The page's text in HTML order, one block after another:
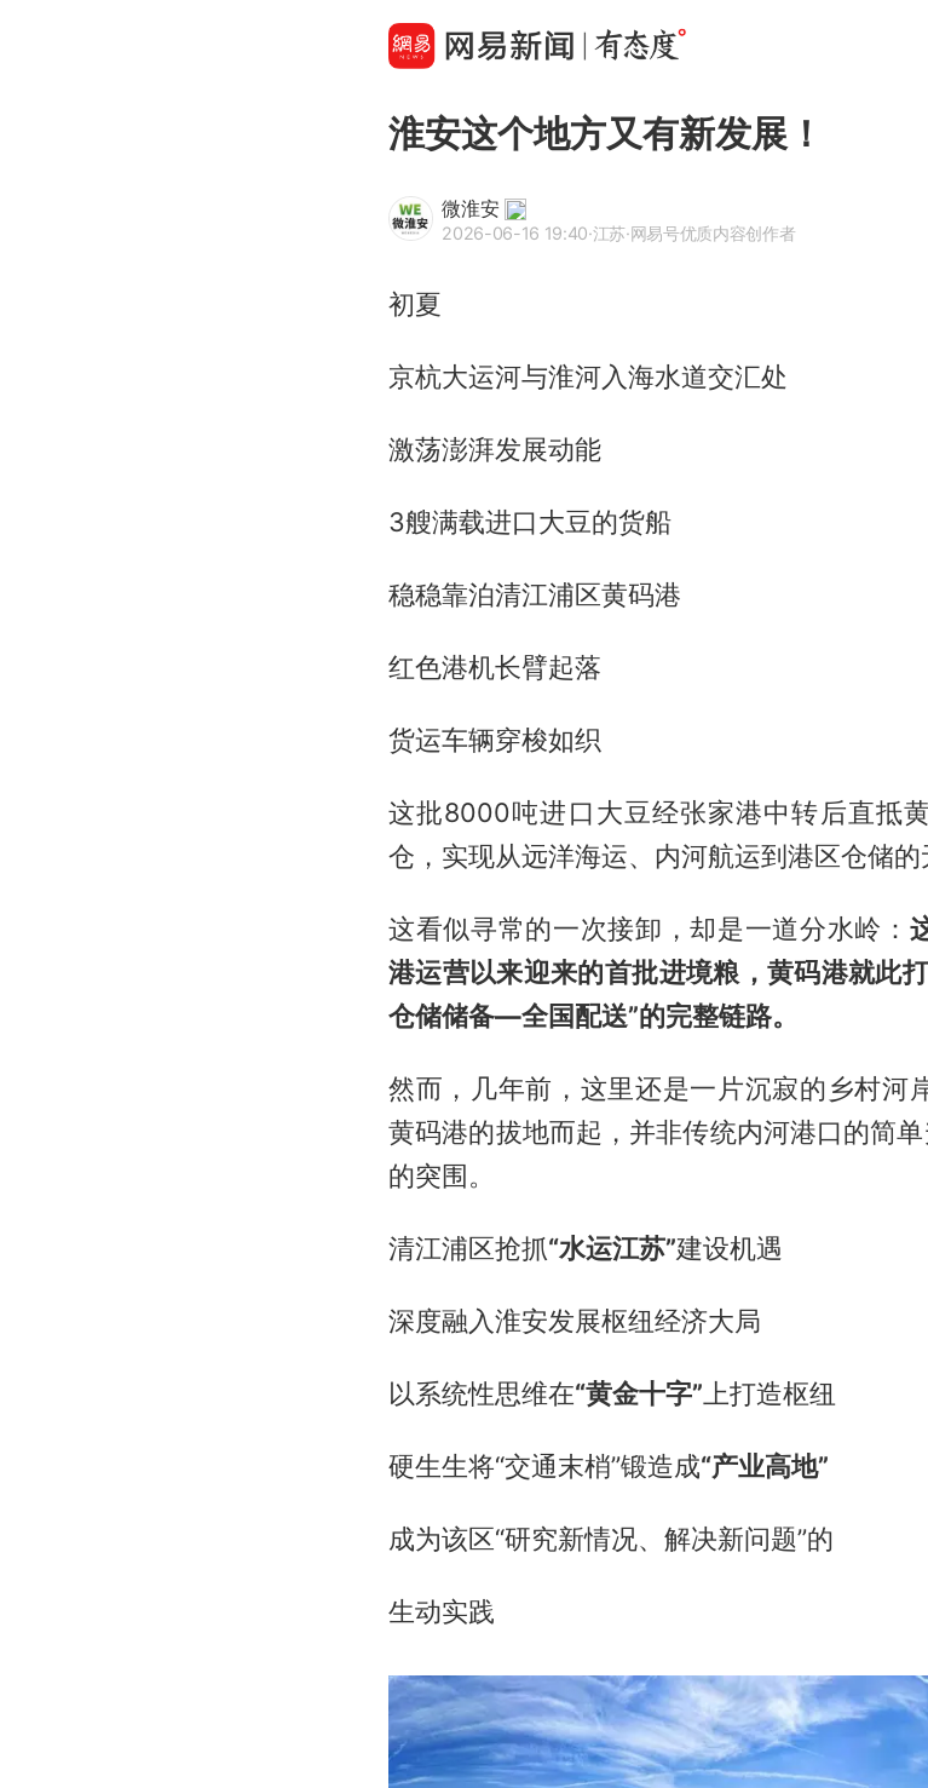
淮安这个地方又有新发展！
微淮安
2026-06-16 19:40·江苏·网易号优质内容创作者
初夏
京杭大运河与淮河入海水道交汇处
激荡澎湃发展动能
3艘满载进口大豆的货船
稳稳靠泊清江浦区黄码港
红色港机长臂起落
货运车辆穿梭如织
这批8000吨进口大豆经张家港中转后直抵
仓，实现从远洋海运、内河航运到港区仓储的
这看似寻常的一次接卸，却是一道分水岭：
港运营以来迎来的首批进境粮，黄码港就此
仓储储备—全国配送”的完整链路。
然而，几年前，这里还是一片沉寂的乡村河
黄码港的拔地而起，并非传统内河港口的简
的突围。
清江浦区抢抓“水运江苏”建设机遇
深度融入淮安发展枢纽经济大局
以系统性思维在“黄金十字”上打造枢纽
硬生生将“交通末梢”锻造成“产业高地”
成为该区“研究新情况、解决新问题”的
生动实践